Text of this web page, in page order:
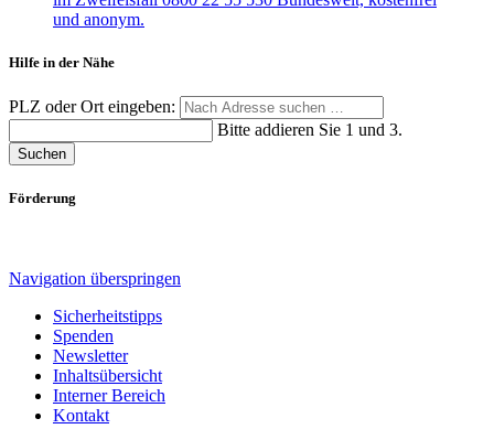
Hilfe in der Nähe
PLZ oder Ort eingeben:
Bitte addieren Sie 1 und 3.
Suchen
Förderung
Navigation überspringen
Sicherheitstipps
Spenden
Newsletter
Inhaltsübersicht
Interner Bereich
Kontakt